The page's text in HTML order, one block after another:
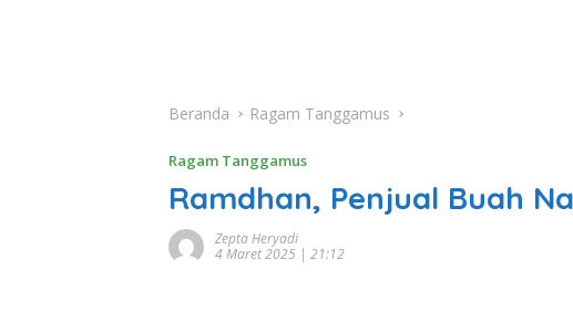
Beranda Ragam Tanggamus
Ragam Tanggamus
Ramdhan, Penjual Buah
Zepta Heryadi
4 Maret 2025 | 21:12